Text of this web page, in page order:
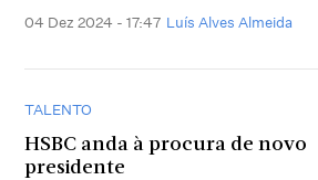
04 Dez 2024 - 17:47 Luís Alves Almeida
TALENTO
HSBC anda à procura de novo
presidente